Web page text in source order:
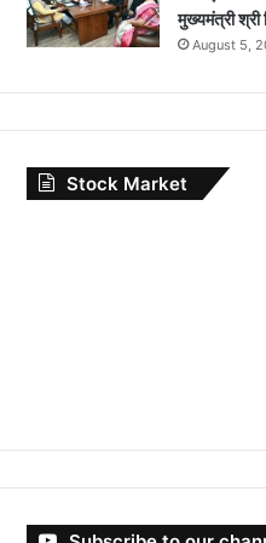
मुख्यमंत्री श्री
August 5,
Stock Market